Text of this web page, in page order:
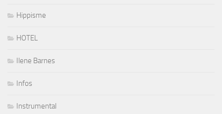
Hippisme
HOTEL
Ilene Barnes
Infos
Instrumental